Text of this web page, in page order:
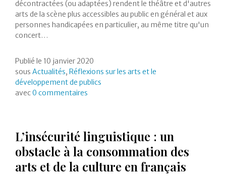
décontractées (ou adaptées) rendent le théâtre et d'autres
arts de la scène plus accessibles au public en général et aux
personnes handicapées en particulier, au même titre qu'un
concert…
Publié le 10 janvier 2020
sous Actualités, Réflexions sur les arts et le
développement de publics
avec0 commentaires
L’insécurité linguistique : un
obstacle à la consommation des
arts et de la culture en français